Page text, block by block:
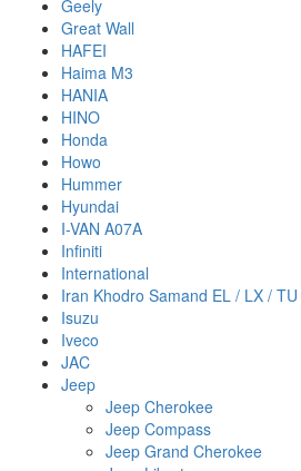
Geely
Great Wall
HAFEI
Haima M3
HANIA
HINO
Honda
Howo
Hummer
Hyundai
I-VAN A07A
Infiniti
International
Iran Khodro Samand EL / LX / TU
Isuzu
Iveco
JAC
Jeep
Jeep Cherokee
Jeep Compass
Jeep Grand Cherokee